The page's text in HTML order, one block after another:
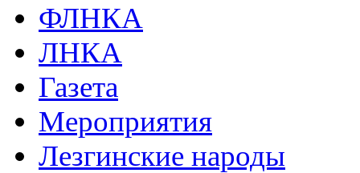
ФЛНКА
ЛНКА
Газета
Мероприятия
Лезгинские народы